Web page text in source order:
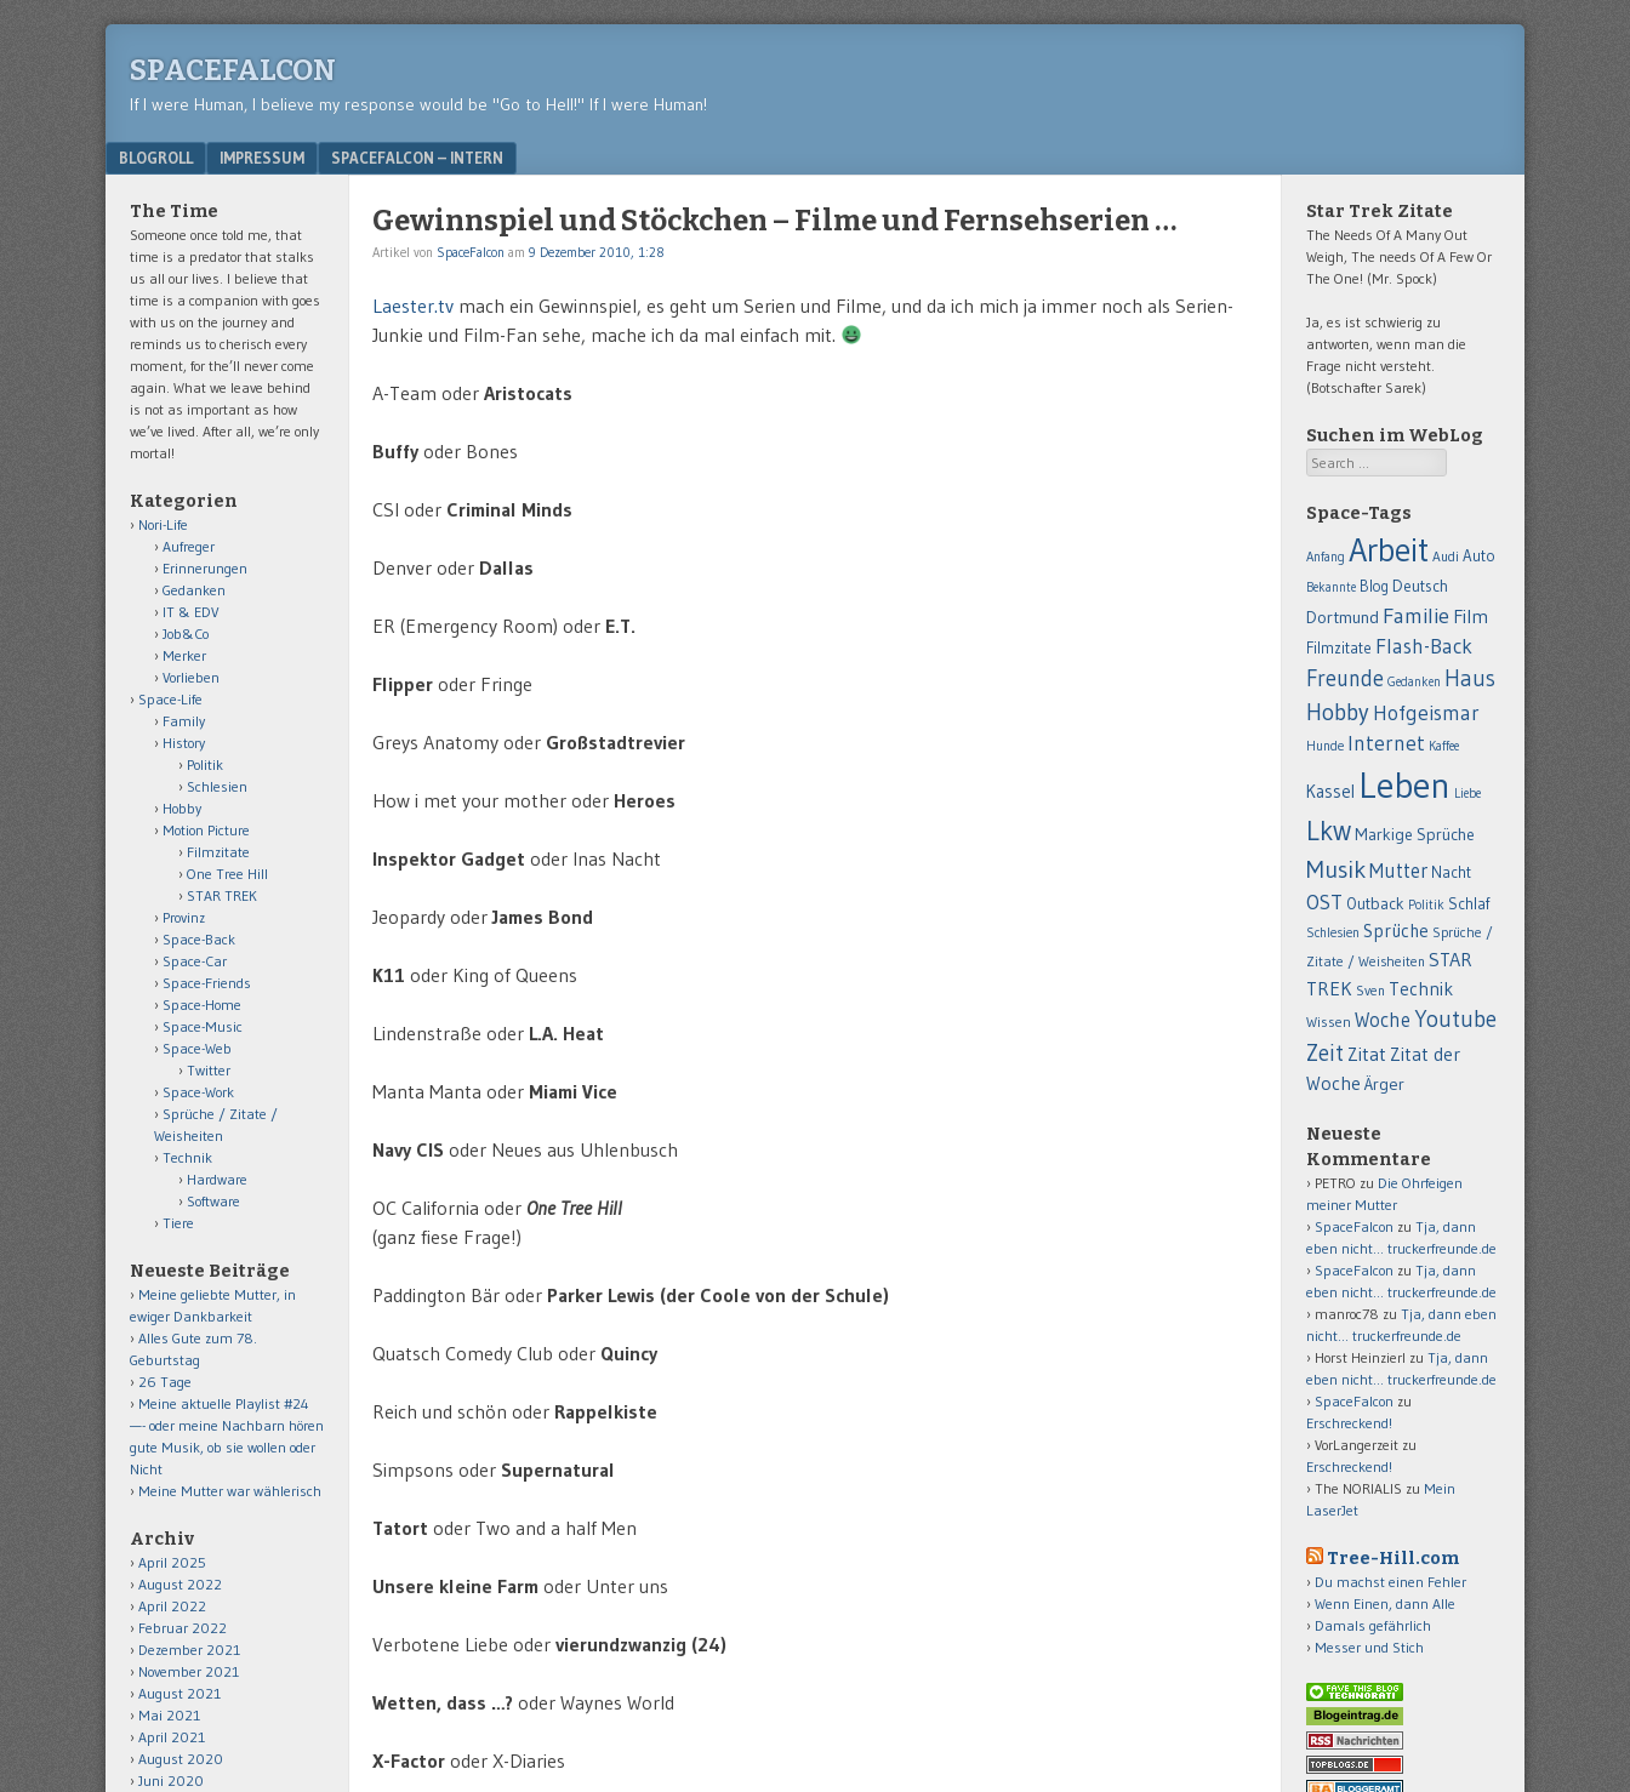
SPACEFALCON
If I were Human, I believe my response would be "Go to Hell!" If I were Human!
Menu
SKIP TO CONTENT
BLOGROLL IMPRESSUM SPACEFALCON – INTERN
Gewinnspiel und Stöckchen – Filme und Fernsehserien …
Artikel von SpaceFalcon am 9 Dezember 2010, 1:28
Laester.tv mach ein Gewinnspiel, es geht um Serien und Filme, und da ich mich ja immer noch als Serien-
Junkie und Film-Fan sehe, mache ich da mal einfach mit.
A-Team oder Aristocats
Buffy oder Bones
CSI oder Criminal Minds
Denver oder Dallas
ER (Emergency Room) oder E.T.
Flipper oder Fringe
Greys Anatomy oder Großstadtrevier
How i met your mother oder Heroes
Inspektor Gadget oder Inas Nacht
Jeopardy oderJames Bond
K11 oder King of Queens
Lindenstraße oder L.A. Heat
Manta Manta oder Miami Vice
Navy CIS oder Neues aus Uhlenbusch
OC California oder One Tree Hill
(ganz fiese Frage!)
Paddington Bär oder Parker Lewis (der Coole von der Schule)
Quatsch Comedy Club oder Quincy
Reich und schön oder Rappelkiste
Simpsons oder Supernatural
Tatort oder Two and a half Men
Unsere kleine Farm oder Unter uns
Verbotene Liebe oder vierundzwanzig (24)
Wetten, dass …? oder Waynes World
X-Factor oder X-Diaries
The Time
Someone once told me, that
time is a predator that stalks
us all our lives. I believe that
time is a companion with goes
with us on the journey and
reminds us to cherisch every
moment, for the’ll never come
again. What we leave behind
is not as important as how
we’ve lived. After all, we’re only
mortal!
Kategorien
Nori-Life
Aufreger
Erinnerungen
Gedanken
IT & EDV
Job&Co
Merker
Vorlieben
Space-Life
Family
History
Politik
Schlesien
Hobby
Motion Picture
Filmzitate
One Tree Hill
STAR TREK
Provinz
Space-Back
Space-Car
Space-Friends
Space-Home
Space-Music
Space-Web
Twitter
Space-Work
Sprüche / Zitate /
Weisheiten
Technik
Hardware
Software
Tiere
Neueste Beiträge
Meine geliebte Mutter, in
ewiger Dankbarkeit
Alles Gute zum 78.
Geburtstag
26 Tage
Meine aktuelle Playlist #24
—- oder meine Nachbarn hören
gute Musik, ob sie wollen oder
Nicht
Meine Mutter war wählerisch
Archiv
April 2025
August 2022
April 2022
Februar 2022
Dezember 2021
November 2021
August 2021
Mai 2021
April 2021
August 2020
Juni 2020
Star Trek Zitate
The Needs Of A Many Out
Weigh, The needs Of A Few Or
The One! (Mr. Spock)
Ja, es ist schwierig zu
antworten, wenn man die
Frage nicht versteht.
(Botschafter Sarek)
Suchen im WebLog
Search
Space-Tags
Anfang Arbeit Audi Auto
Bekannte Blog Deutsch
Dortmund Familie Film
Filmzitate Flash-Back
Freunde Gedanken Haus
HobbyHofgeismar
Hunde Internet Kaffee
Kassel Leben Liebe
LkwMarkige Sprüche
MusikMutter Nacht
OST Outback Politik Schlaf
Schlesien Sprüche Sprüche /
Zitate / Weisheiten STAR
TREK Sven Technik
Wissen Woche Youtube
Zeit Zitat Zitat der
Woche Ärger
Neueste
Kommentare
PETRO zu Die Ohrfeigen
meiner Mutter
SpaceFalcon zu Tja, dann
eben nicht… truckerfreunde.de
SpaceFalcon zu Tja, dann
eben nicht… truckerfreunde.de
manroc78 zu Tja, dann eben
nicht… truckerfreunde.de
Horst Heinzierl zu Tja, dann
eben nicht… truckerfreunde.de
SpaceFalcon zu
Erschreckend!
VorLangerzeit zu
Erschreckend!
The NORIALIS zu Mein
LaserJet
Tree-Hill.com
Du machst einen Fehler
Wenn Einen, dann Alle
Damals gefährlich
Messer und Stich